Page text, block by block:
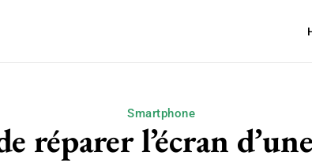
Smartphone
réparer l’écran